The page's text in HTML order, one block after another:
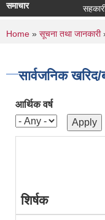
समाचार सहकारी
You are
Home » सूचना तथा जानकारी
सार्वजनिक
आर्थिक वर्ष
शिर्षक